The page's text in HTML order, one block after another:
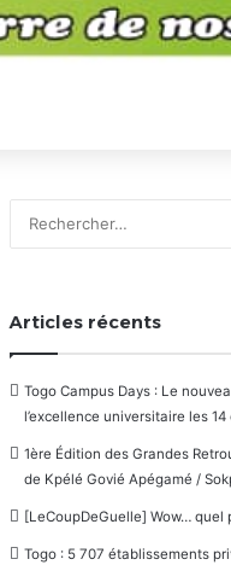
Articles récents
Togo Campus Days : Le
l’excellence universitaire les 14
1ère Édition des Grandes
de Kpélé Govié Apégamé /
[LeCoupDeGuelle] Wow… quel
Togo : 5 707 établissements